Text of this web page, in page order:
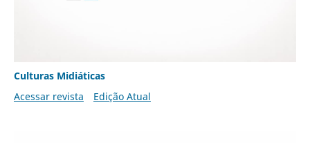
Culturas Midiáticas
Acessar revista
Edição Atual